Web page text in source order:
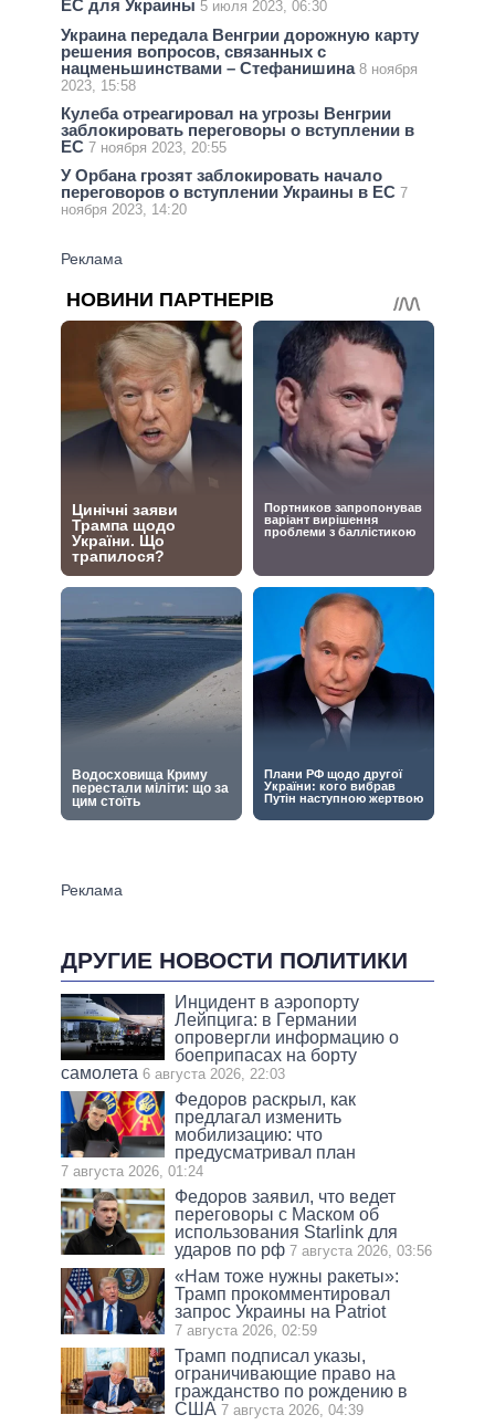
ЕС для Украины 5 июля 2023, 06:30
Украина передала Венгрии дорожную карту
решения вопросов, связанных с
нацменьшинствами – Стефанишина 8 ноября
2023, 15:58
Кулеба отреагировал на угрозы Венгрии
заблокировать переговоры о вступлении в
ЕС 7 ноября 2023, 20:55
У Орбана грозят заблокировать начало
переговоров о вступлении Украины в ЕС 7
ноября 2023, 14:20
ДРУГИЕ НОВОСТИ ПОЛИТИКИ
Инцидент в аэропорту
Лейпцига: в Германии
опровергли информацию о
боеприпасах на борту
самолета 6 августа 2026, 22:03
Федоров раскрыл, как
предлагал изменить
мобилизацию: что
предусматривал план
7 августа 2026, 01:24
Федоров заявил, что ведет
переговоры с Маском об
использования Starlink для
ударов по рф 7 августа 2026, 03:56
«Нам тоже нужны ракеты»:
Трамп прокомментировал
запрос Украины на Patriot
7 августа 2026, 02:59
Трамп подписал указы,
ограничивающие право на
гражданство по рождению в
США 7 августа 2026, 04:39